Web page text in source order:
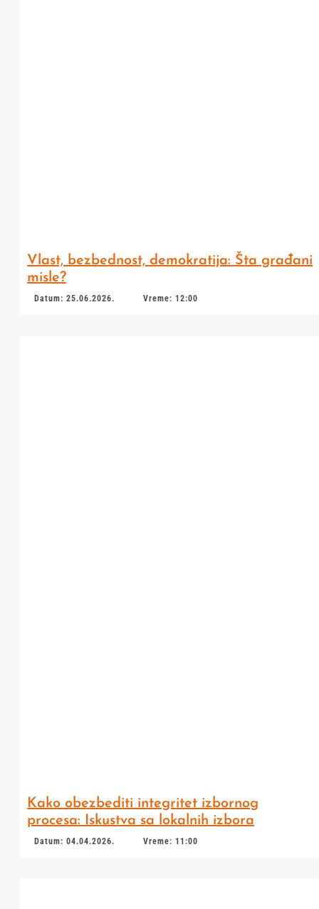
Vlast, bezbednost, demokratija: Šta građani
misle?
Datum: 25.06.2026. Vreme: 12:00
Kako obezbediti integritet izbornog
procesa: Iskustva sa lokalnih izbora
Datum: 04.04.2026. Vreme: 11:00